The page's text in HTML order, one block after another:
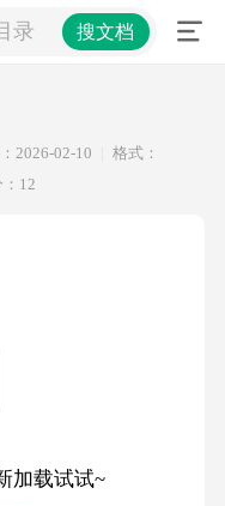
录 搜文档
2026-02-10
格式：
12
加载试试~